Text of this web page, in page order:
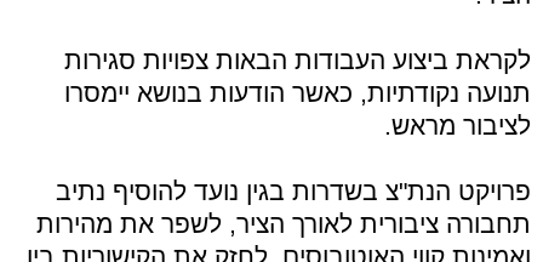
לקראת ביצוע העבודות הבאות צפויות סגירות
תנועה נקודתיות, כאשר הודעות בנושא יימסרו
לציבור מראש.
פרויקט הנת"צ בשדרות בגין נועד להוסיף נתיב
תחבורה ציבורית לאורך הציר, לשפר את מהירות